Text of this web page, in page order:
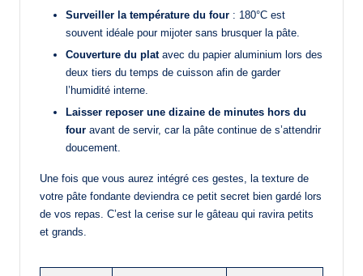
Surveiller la température du four : 180°C est
souvent idéale pour mijoter sans brusquer la pâte.
Couverture du platavec du papier aluminium lors des
deux tiers du temps de cuisson afin de garder
l’humidité interne.
Laisser reposer une dizaine de minutes hors du
four avant de servir, car la pâte continue de s’attendrir
doucement.
Une fois que vous aurez intégré ces gestes, la texture de
votre pâte fondante deviendra ce petit secret bien gardé lors
de vos repas. C’est la cerise sur le gâteau qui ravira petits
et grands.